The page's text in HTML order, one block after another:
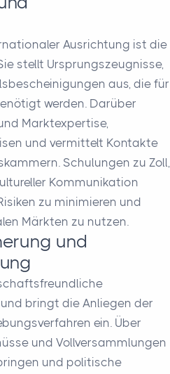
Ausrichtung ist die
stellt Ursprungszeugnisse,
aus, die für
werden. Darüber
Marktexpertise,
und vermittelt Kontakte
Schulungen zu Zoll,
Kommunikation
zu minimieren und
Märkten zu nutzen.
und
bringt die Anliegen der
ein. Über
und Vollversammlungen
und politische